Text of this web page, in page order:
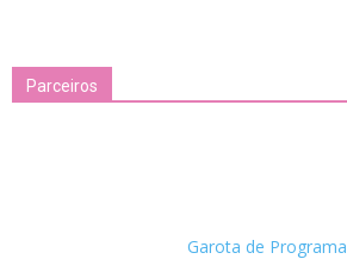
Parceiros
Garota de Programa